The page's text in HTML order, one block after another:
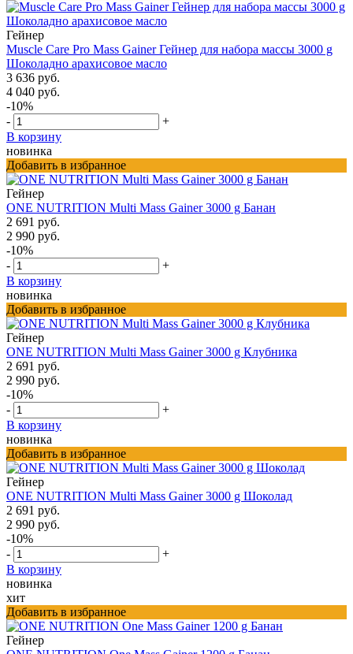
Гейнер
Muscle Care Pro Mass Gainer Гейнер для набора массы 3000 g
Шоколадно арахисовое масло
3 636 руб.
4 040 руб.
-10%
-
+
В корзину
новинка
Добавить в избранное
Гейнер
ONE NUTRITION Multi Mass Gainer 3000 g Банан
2 691 руб.
2 990 руб.
-10%
-
+
В корзину
новинка
Добавить в избранное
Гейнер
ONE NUTRITION Multi Mass Gainer 3000 g Клубника
2 691 руб.
2 990 руб.
-10%
-
+
В корзину
новинка
Добавить в избранное
Гейнер
ONE NUTRITION Multi Mass Gainer 3000 g Шоколад
2 691 руб.
2 990 руб.
-10%
-
+
В корзину
новинка
хит
Добавить в избранное
Гейнер